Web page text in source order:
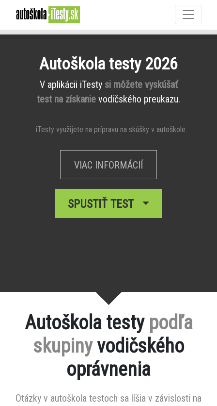
Autoškola testy 2026
V aplikácii iTesty si môžete vyskúšať
test na získanie vodičského preukazu.
iTesty využijete na prípravu na skúšky v autoškole
VIAC INFORMÁCIÍ
SPUSTIŤ TEST
Autoškola testy podľa
skupinyvodičského
oprávnenia
Otázky v autoškola testoch sa líšia v závislosti na